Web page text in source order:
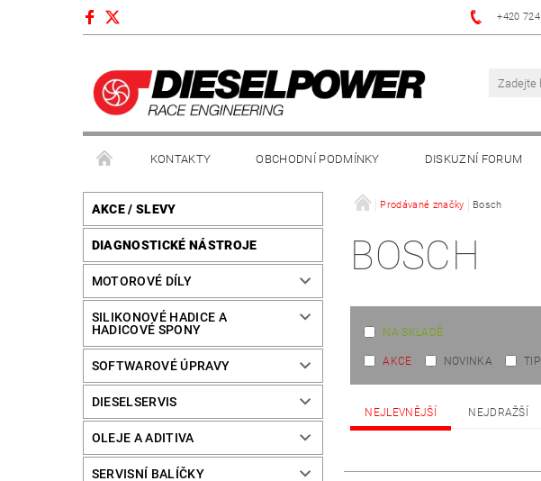
+420
KONTAKTY OBCHODNÍ PODMÍNKY DISKUZNÍ FORUM
AKCE / SLEVY
DIAGNOSTICKÉ NÁSTROJE
MOTOROVÉ DÍLY
SILIKONOVÉ HADICE A
HADICOVÉ SPONY
SOFTWAROVÉ ÚPRAVY
DIESELSERVIS
OLEJE A ADITIVA
SERVISNÍ BALÍČKY
Prodávané značky Bosch
BOSCH
NA SKLADĚ
AKCE NOVINKA TIP
NEJLEVNĚJŠÍ NEJDRAŽŠÍ